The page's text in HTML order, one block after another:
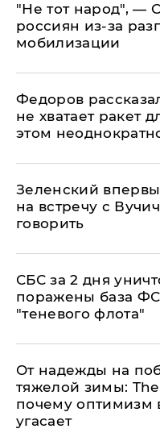
​"Не тот народ", —
россиян из-за
мобилизации
Федоров
не хватает ракет
этом
Зеленский
на встречу с
говорить
СБС за 2 дня
поражены база
"теневого флота"
От надежды на
тяжелой зимы:
почему оптимизм
угасает